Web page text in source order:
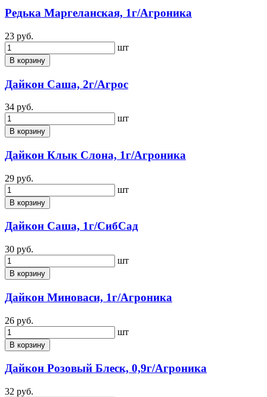
Редька Маргеланская, 1г/Агроника
23 руб.
шт
В корзину
Дайкон Саша, 2г/Агрос
34 руб.
шт
В корзину
Дайкон Клык Слона, 1г/Агроника
29 руб.
шт
В корзину
Дайкон Саша, 1г/СибСад
30 руб.
шт
В корзину
Дайкон Миноваси, 1г/Агроника
26 руб.
шт
В корзину
Дайкон Розовый Блеск, 0,9г/Агроника
32 руб.